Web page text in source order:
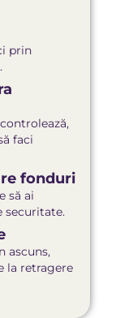
prin
faci
fonduri​
să ai
securitate.
ascuns,
la retragere